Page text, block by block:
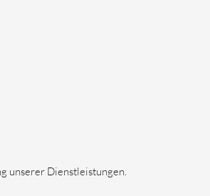
unserer Dienstleistungen.